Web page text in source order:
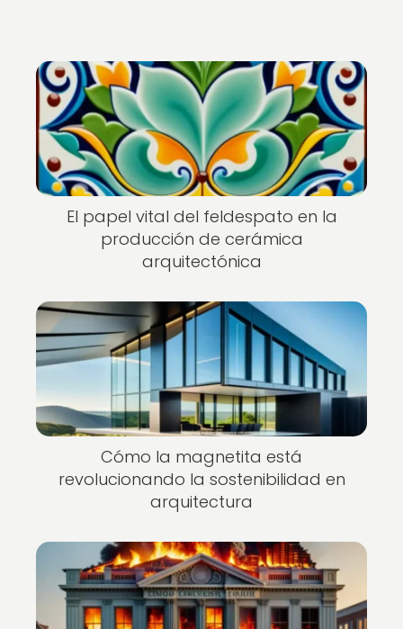
El papel vital del feldespato en la
producción de cerámica
arquitectónica
Cómo la magnetita está
revolucionando la sostenibilidad en
arquitectura